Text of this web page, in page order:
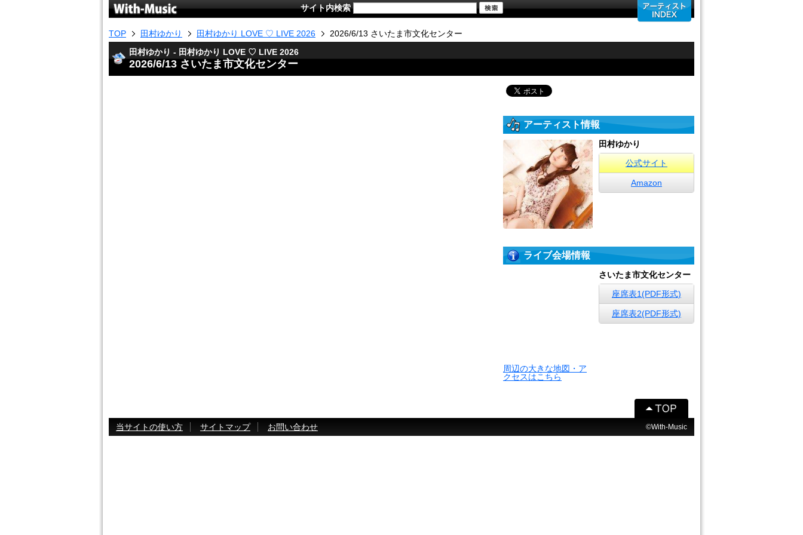
サイト内検索
TOP 田村ゆかり 田村ゆかり LOVE ♡ LIVE 2026
2026/6/13 さいたま市文化センター
田村ゆかり - 田村ゆかり LOVE ♡ LIVE 2026
2026/6/13 さいたま市文化センター
アーティスト情報
田村ゆかり
公式サイト
Amazon
ライブ会場情報
周辺の大きな地図・ア
クセスはこちら
さいたま市文化センター
座席表1(PDF形式)
座席表2(PDF形式)
当サイトの使い方 サイトマップ お問い合わせ ©With-Music